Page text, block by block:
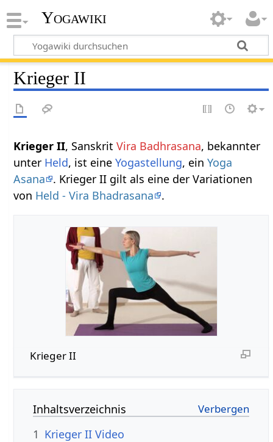
Yogawiki
Krieger II
Krieger II, SanskritVira Badhrasana, bekannter
unter Held, ist eineYogastellung, einYoga
Asana
. Krieger II gilt als eine der Variationen
von Held - Vira Bhadrasana .
Krieger II
Inhaltsverzeichnis
1 Krieger II Video